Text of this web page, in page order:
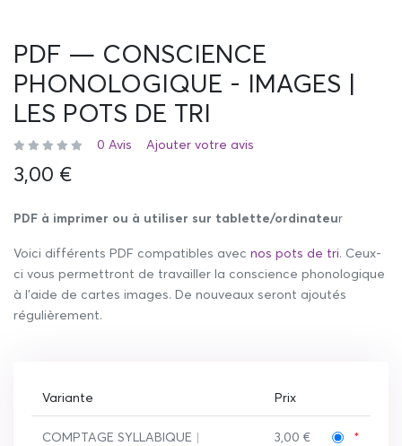
PDF — CONSCIENCE
PHONOLOGIQUE - IMAGES |
LES POTS DE TRI
0 Avis Ajouter votre avis
3,00 €
PDF à imprimer ou à utiliser sur tablette/ordinateur
Voici différents PDF compatibles avec nos pots de tri. Ceux-
ci vous permettront de travailler la conscience phonologique
à l’aide de cartes images. De nouveaux seront ajoutés
régulièrement.
Variante Prix
COMPTAGE SYLLABIQUE |
3,00 €